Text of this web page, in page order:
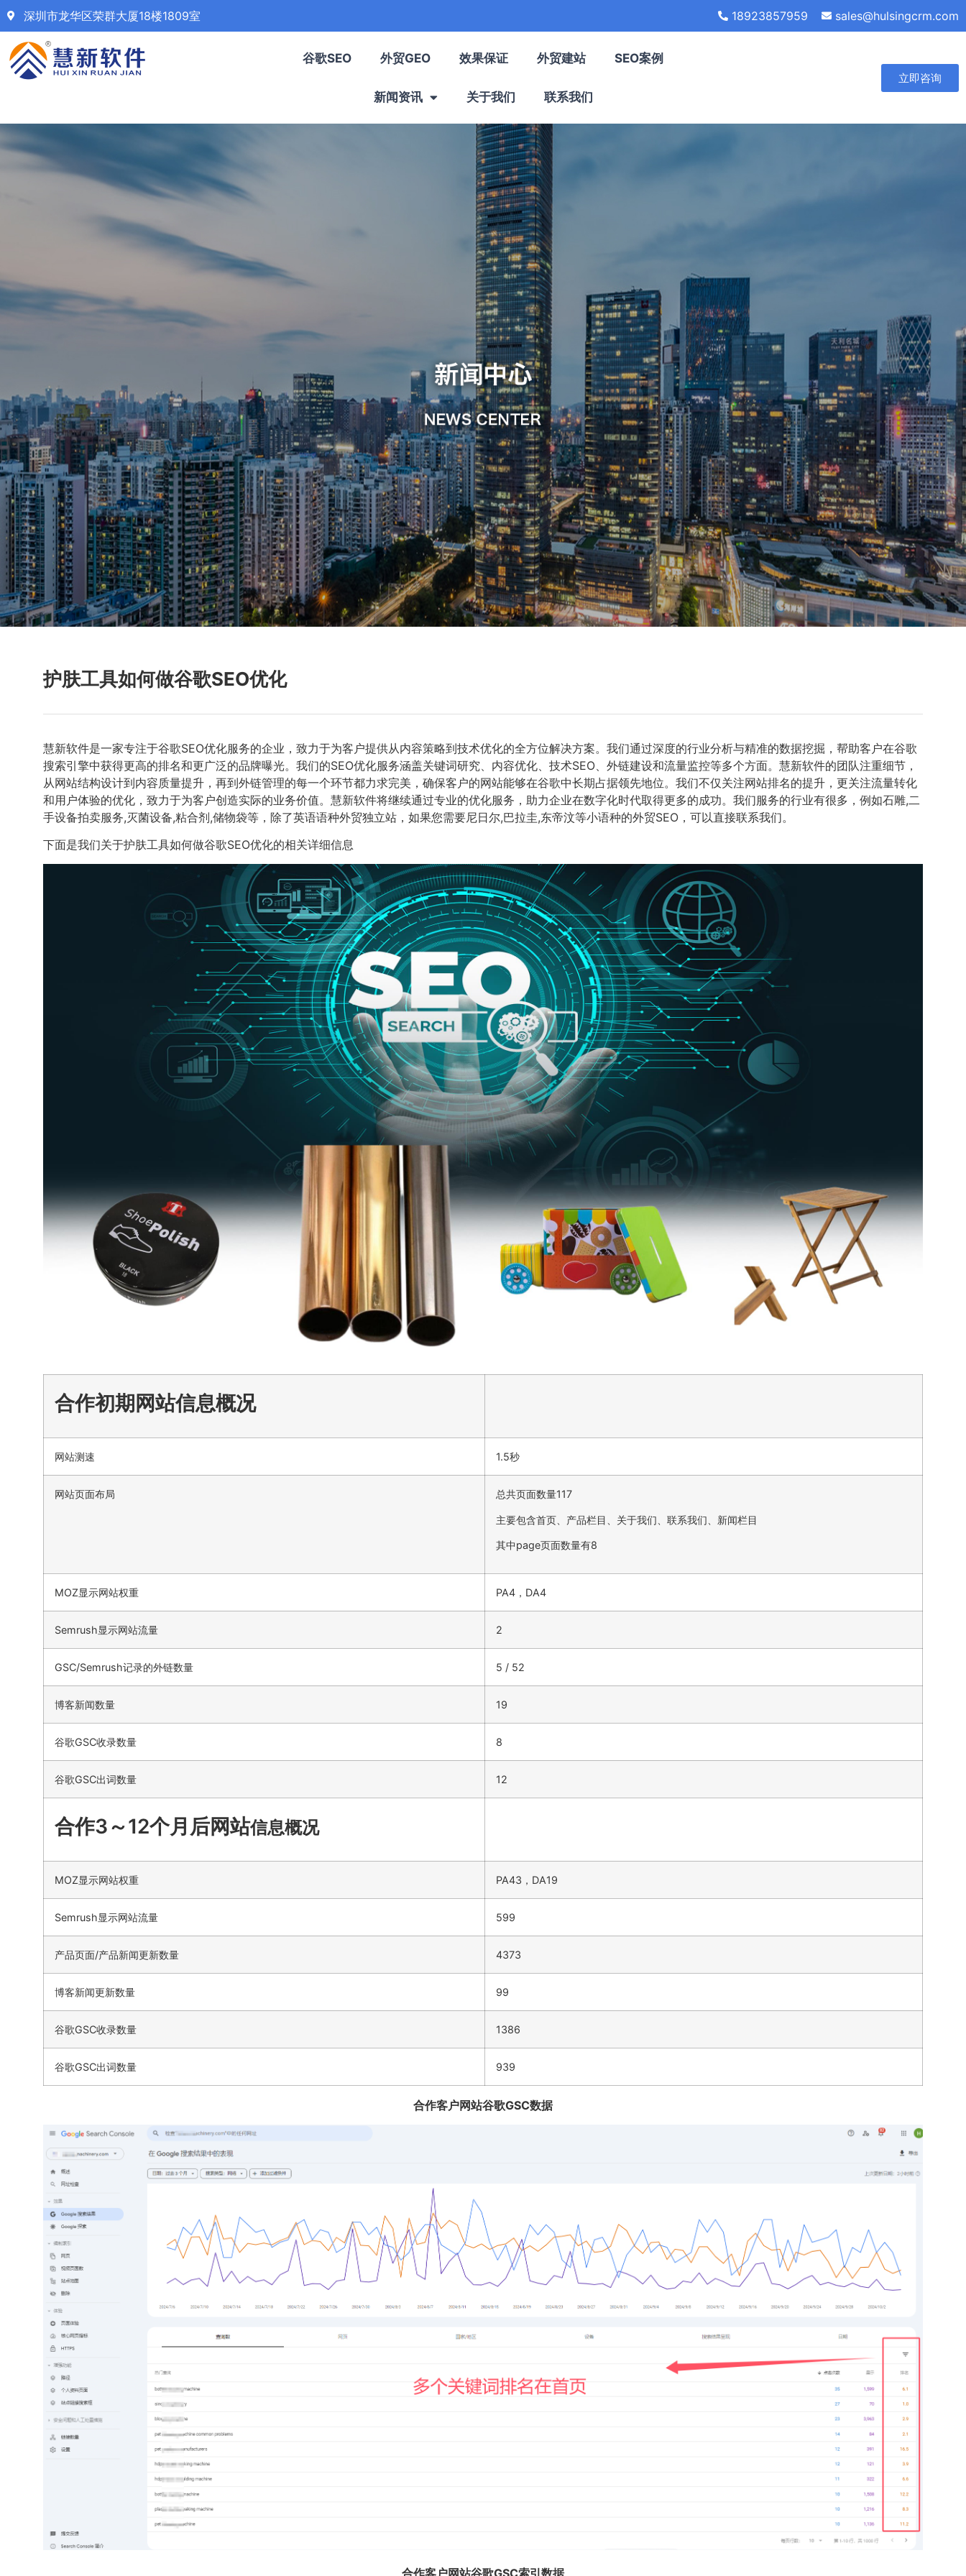
深圳市龙华区荣群大厦18楼1809室 18923857959 sales@hulsingcrm.com
谷歌SEO 外贸GEO 效果保证 外贸建站 SEO案例
新闻资讯 关于我们 联系我们
立即咨询
护肤工具如何做谷歌SEO优化
慧新软件是一家专注于谷歌SEO优化服务的企业，致力于为客户提供从内容策略到技术优化的全方位解决方案。我们通过深度的行业分析与精准的数据挖掘，帮助客户在谷歌
搜索引擎中获得更高的排名和更广泛的品牌曝光。我们的SEO优化服务涵盖关键词研究、内容优化、技术SEO、外链建设和流量监控等多个方面。慧新软件的团队注重细节，
从网站结构设计到内容质量提升，再到外链管理的每一个环节都力求完美，确保客户的网站能够在谷歌中长期占据领先地位。我们不仅关注网站排名的提升，更关注流量转化
和用户体验的优化，致力于为客户创造实际的业务价值。慧新软件将继续通过专业的优化服务，助力企业在数字化时代取得更多的成功。我们服务的行业有很多，例如石雕,二
手设备拍卖服务,灭菌设备,粘合剂,储物袋等，除了英语语种外贸独立站，如果您需要尼日尔,巴拉圭,东帝汶等小语种的外贸SEO，可以直接联系我们。
下面是我们关于护肤工具如何做谷歌SEO优化的相关详细信息
合作初期网站信息概况
网站测速 1.5秒
网站页面布局 总共页面数量117
主要包含首页、产品栏目、关于我们、联系我们、新闻栏目
其中page页面数量有8
MOZ显示网站权重 PA4，DA4
Semrush显示网站流量 2
GSC/Semrush记录的外链数量 5 / 52
博客新闻数量 19
谷歌GSC收录数量 8
谷歌GSC出词数量 12
合作3～12个月后网站信息概况
MOZ显示网站权重 PA43，DA19
Semrush显示网站流量 599
产品页面/产品新闻更新数量 4373
博客新闻更新数量 99
谷歌GSC收录数量 1386
谷歌GSC出词数量 939
合作客户网站谷歌GSC数据